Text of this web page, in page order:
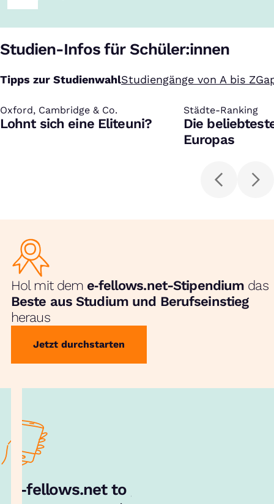
Studien-Infos für Schüler:innen
Tipps zur StudienwahlStudiengänge von A bis Z
Oxford, Cambridge & Co.
:
Lohnt sich eine Eliteuni?
Städte-Ranking
:
Die
Europas
Hol mit dem e‑fellows.net-Stipendium das
Beste aus Studium und Berufseinstieg
heraus
Jetzt durchstarten
e‑fellows.net to go: